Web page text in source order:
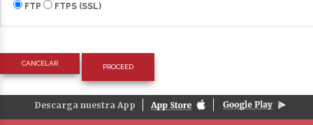
FTP FTPS (SSL)
CANCELAR
Descarga nuestra App